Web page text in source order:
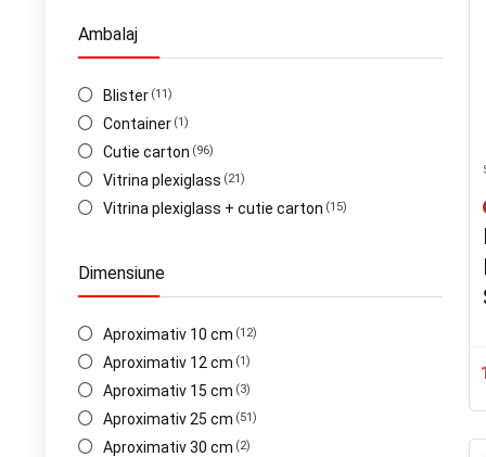
Van(2)
Ambalaj
Blister (11)
Container (1)
Cutie carton (96)
Vitrina plexiglass (21)
Vitrina plexiglass + cutie carton (15)
Dimensiune
Aproximativ 10 cm (12)
Aproximativ 12 cm (1)
Aproximativ 15 cm (3)
Aproximativ 25 cm (51)
Aproximativ 30 cm (2)